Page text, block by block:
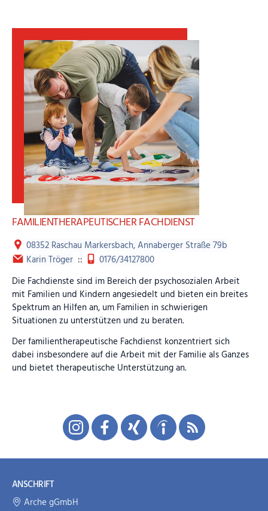
FAMILIENTHERAPEUTISCHER FACHDIENST
08352 Raschau Markersbach, Annaberger Straße 79b
Karin Tröger::
0176/34127800
Die Fachdienste sind im Bereich der psychosozialen Arbeit
mit Familien und Kindern angesiedelt und bieten ein breites
Spektrum an Hilfen an, um Familien in schwierigen
Situationen zu unterstützen und zu beraten.
Der familientherapeutische Fachdienst konzentriert sich
dabei insbesondere auf die Arbeit mit der Familie als Ganzes
und bietet therapeutische Unterstützung an.
ANSCHRIFT
Arche gGmbH